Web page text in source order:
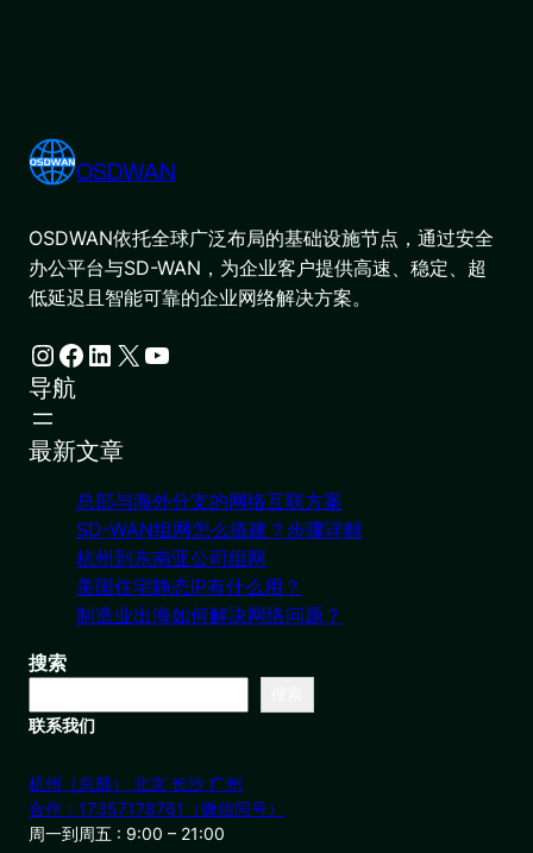
OSDWAN
OSDWAN依托全球广泛布局的基础设施节点，通过安全
办公平台与SD-WAN，为企业客户提供高速、稳定、超
低延迟且智能可靠的企业网络解决方案。
Instagram Facebook LinkedIn X YouTube
导航
最新文章
总部与海外分支的网络互联方案
SD-WAN组网怎么搭建？步骤详解
杭州到东南亚公司组网
美国住宅静态IP有什么用？
制造业出海如何解决网络问题？
搜索
联系我们
杭州（总部） 北京 长沙 广州
合作：17357178761（微信同号）
周一到周五 : 9:00 – 21:00